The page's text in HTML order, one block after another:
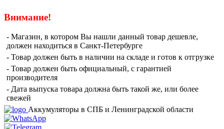
Внимание!
- Магазин, в котором Вы нашли данный товар дешевле,
должен находиться в Санкт-Петербурге
- Товар должен быть в наличии на складе и готов к отгрузке
- Товар должен быть официальный, с гарантией
производителя
- Дата выпуска товара должна быть такой же, или более
свежей
Аккумуляторы в СПБ и Ленинградской области